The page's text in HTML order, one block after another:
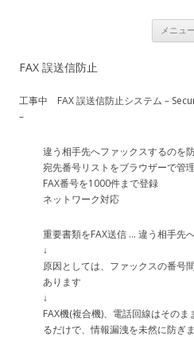
USBナンバーデ
Caller ID detection Call recordingメニュー
FAX 誤送信防止
工事中 FAX 誤送信防止システム –
–
違う相手先へファックスするのを防
宛先番号リストをブラウザーで管理
FAX番号を1000件まで登録
ネットワーク対応
重要書類をFAX送信 … 違う相手先
↓
原因としては、ファックスの番号
あります
↓
FAX機(複合機)、電話回線はその
るだけで、情報漏洩を未然に防ぎ